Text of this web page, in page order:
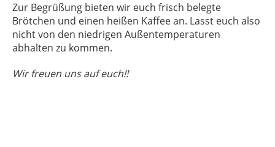
Zur Begrüßung bieten wir euch frisch belegte
Brötchen und einen heißen Kaffee an. Lasst euch also
nicht von den niedrigen Außentemperaturen
abhalten zu kommen.
Wir freuen uns auf euch!!